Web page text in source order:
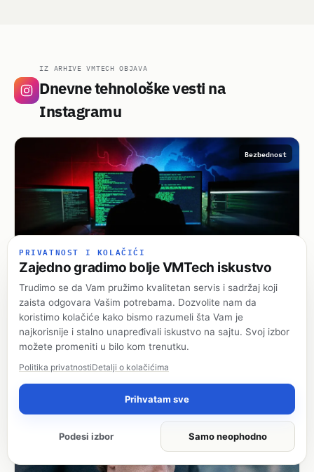
IZ ARHIVE VMTECH OBJAVA
Dnevne tehnološke vesti na
Instagramu
Bezbednost
TeamPCP povezan sa višegodišnjim napadima na Redis i
cloud okruženja
07.08.2026
PRIVATNOST I KOLAČIĆI
Zajedno gradimo bolje VMTech iskustvo
Trudimo se da Vam pružimo kvalitetan servis i sadržaj koji
zaista odgovara Vašim potrebama. Dozvolite nam da
koristimo kolačiće kako bismo razumeli šta Vam je
najkorisnije i stalno unapređivali iskustvo na sajtu. Svoj izbor
možete promeniti u bilo kom trenutku.
Politika privatnostiDetalji o kolačićima
Podesi izbor Samo neophodno
Prihvatam sve